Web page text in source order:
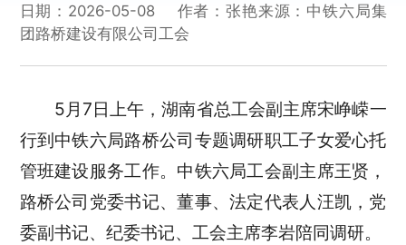
日期：2026-05-08 作者：张艳来源：中铁六局集
团路桥建设有限公司工会
5月7日上午，湖南省总工会副主席宋峥嵘一
行到中铁六局路桥公司专题调研职工子女爱心托
管班建设服务工作。中铁六局工会副主席王贤，
路桥公司党委书记、董事、法定代表人汪凯，党
委副书记、纪委书记、工会主席李岩陪同调研。